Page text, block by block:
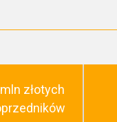
złotych